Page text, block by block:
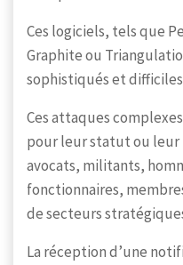
Ces logiciels, tels que
Graphite ou
sophistiqués et
Ces attaques
pour leur statut ou leur
avocats, militants,
fonctionnaires,
de secteurs
La réception d’une